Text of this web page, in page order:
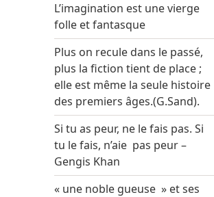
L’imagination est une vierge
folle et fantasque
Plus on recule dans le passé,
plus la fiction tient de place ;
elle est même la seule histoire
des premiers âges.(G.Sand).
Si tu as peur, ne le fais pas. Si
tu le fais, n’aie pas peur –
Gengis Khan
« une noble gueuse » et ses